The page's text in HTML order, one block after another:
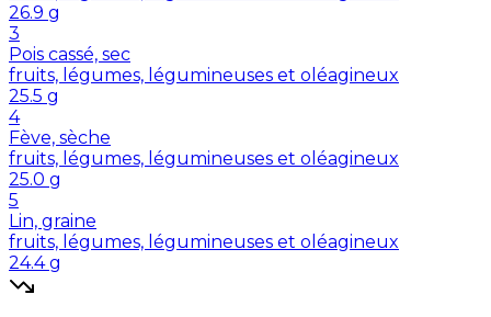
26.9 g
3
Pois cassé, sec
fruits, légumes, légumineuses et oléagineux
25.5 g
4
Fève, sèche
fruits, légumes, légumineuses et oléagineux
25.0 g
5
Lin, graine
fruits, légumes, légumineuses et oléagineux
24.4 g